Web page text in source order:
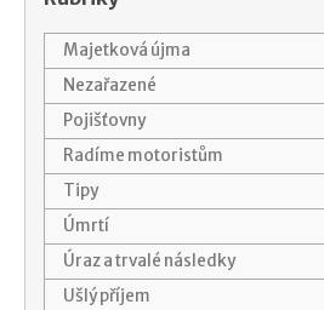
Majetková újma
Nezařazené
Pojišťovny
Radíme motoristům
Tipy
Úmrtí
Úraz a trvalé následky
Ušlý příjem